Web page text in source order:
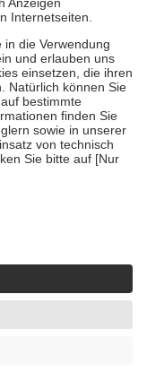
eigene Gesundheit zu
zu unterstützen,
18. Lebensjahr
die von der
echte Bewertungen
künstlicher